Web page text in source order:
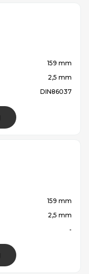
159 mm
2,5 mm
DIN86037
159 mm
2,5 mm
-